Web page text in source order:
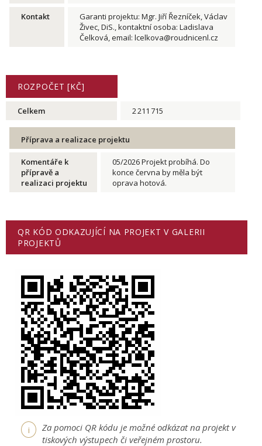
Kontakt
Garanti projektu: Mgr. Jiří Řezníček, Václav
Živec, DiS., kontaktní osoba: Ladislava
Čelková, email: lcelkova@roudnicenl.cz
ROZPOČET [KČ]
Celkem 2 211 715
Příprava a realizace projektu
Komentáře k
přípravě a
realizaci projektu
05/2026 Projekt probíhá. Do
konce června by měla být
oprava hotová.
QR KÓD ODKAZUJÍCÍ NA PROJEKT V GALERII
PROJEKTŮ
i
Za pomoci QR kódu je možné odkázat na projekt v
tiskových výstupech či veřejném prostoru.